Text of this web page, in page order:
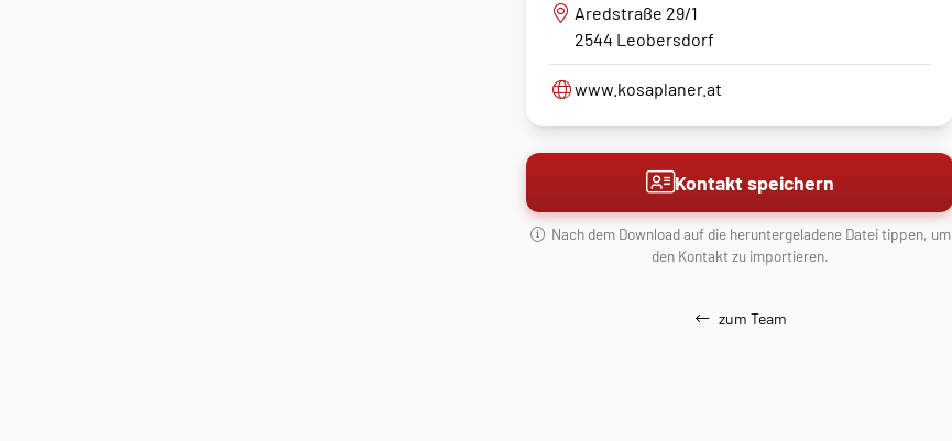
Aredstraße 29/1
2544 Leobersdorf
www.kosaplaner.at
Kontakt speichern
Nach dem Download auf die heruntergeladene Datei tippen, um
den Kontakt zu importieren.
zum Team